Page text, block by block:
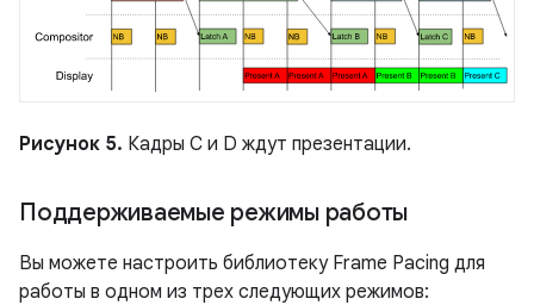
Рисунок 5. Кадры C и D ждут презентации.
Поддерживаемые режимы работы
Вы можете настроить библиотеку Frame Pacing для
работы в одном из трех следующих режимов: